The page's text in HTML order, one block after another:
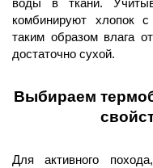
воды в ткани.
комбинируют хлопок с
таким образом влага
достаточно сухой.
Выбираем
Для активного